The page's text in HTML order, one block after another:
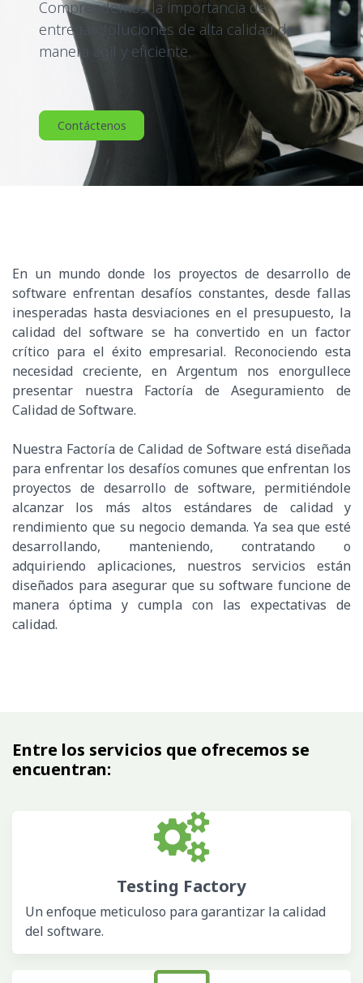
Comprendemos la importancia de
entregar soluciones de alta calidad de
manera ágil y eficiente.
Contáctenos
En un mundo donde los proyectos de desarrollo de
software enfrentan desafíos constantes, desde fallas
inesperadas hasta desviaciones en el presupuesto, la
calidad del software se ha convertido en un factor
crítico para el éxito empresarial. Reconociendo esta
necesidad creciente, en Argentum nos enorgullece
presentar nuestra Factoría de Aseguramiento de
Calidad de Software.
Nuestra Factoría de Calidad de Software está diseñada
para enfrentar los desafíos comunes que enfrentan los
proyectos de desarrollo de software, permitiéndole
alcanzar los más altos estándares de calidad y
rendimiento que su negocio demanda. Ya sea que esté
desarrollando, manteniendo, contratando o
adquiriendo aplicaciones, nuestros servicios están
diseñados para asegurar que su software funcione de
manera óptima y cumpla con las expectativas de
calidad.
Entre los servicios que ofrecemos se
encuentran:
Testing Factory
Un enfoque meticuloso para garantizar la calidad
del software.